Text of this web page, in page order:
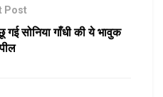
Post
गई सोनिया गाँधी की ये भावुक